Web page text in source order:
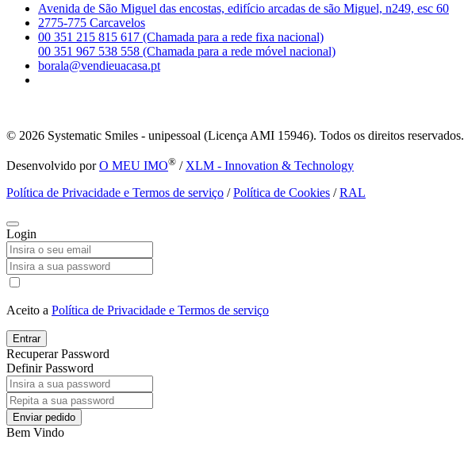
Avenida de São Miguel das encostas, edifício arcadas de são Miguel, n249, esc 60
2775-775 Carcavelos
00 351 215 815 617 (Chamada para a rede fixa nacional)
00 351 967 538 558 (Chamada para a rede móvel nacional)
borala@vendieuacasa.pt
© 2026 Systematic Smiles - unipessoal (Licença AMI 15946). Todos os direitos reservados.
Desenvolvido porO MEU IMO® / XLM - Innovation & Technology
Política de Privacidade e Termos de serviço /Política de Cookies /RAL
Login
Aceito a Política de Privacidade e Termos de serviço
Entrar
Recuperar Password
Definir Password
Enviar pedido
Bem Vindo